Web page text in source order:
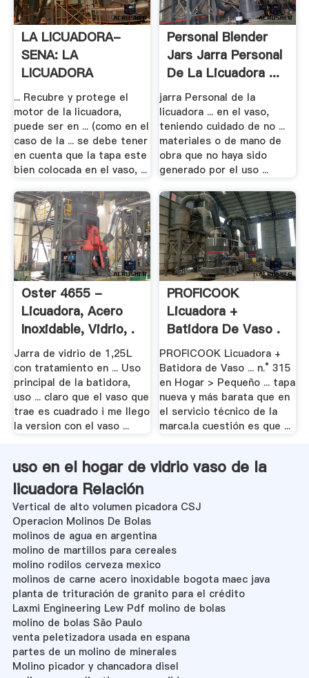
LA LICUADORA-
SENA: LA
LICUADORA
... Recubre y protege el
motor de la licuadora,
puede ser en ... (como en el
caso de la ... se debe tener
en cuenta que la tapa este
bien colocada en el vaso, ...
Personal Blender
Jars Jarra Personal
De La Licuadora ...
jarra Personal de la
licuadora ... en el vaso,
teniendo cuidado de no ...
materiales o de mano de
obra que no haya sido
generado por el uso ...
Oster 4655 -
Licuadora, Acero
Inoxidable, Vidrio, .
Jarra de vidrio de 1,25L
con tratamiento en ... Uso
principal de la batidora,
uso ... claro que el vaso que
trae es cuadrado i me llego
la version con el vaso ...
PROFICOOK
Licuadora +
Batidora De Vaso .
PROFICOOK Licuadora +
Batidora de Vaso ... n.° 315
en Hogar > Pequeño ... tapa
nueva y más barata que en
el servicio técnico de la
marca.la cuestión es que ...
uso en el hogar de vidrio vaso de la
licuadora Relación
Vertical de alto volumen picadora CSJ
Operacion Molinos De Bolas
molinos de agua en argentina
molino de martillos para cereales
molino rodilos cerveza mexico
molinos de carne acero inoxidable bogota maec java
planta de trituración de granito para el crédito
Laxmi Engineering Lew Pdf molino de bolas
molino de bolas São Paulo
venta peletizadora usada en espana
partes de un molino de minerales
Molino picador y chancadora disel